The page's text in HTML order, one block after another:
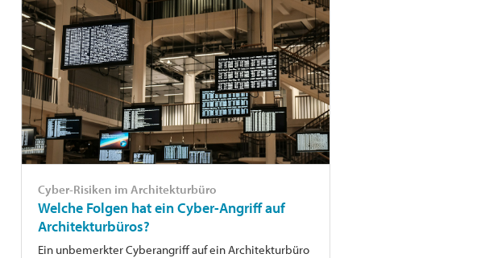
Cyber-Risiken im Architekturbüro
Welche Folgen hat ein Cyber-Angriff auf
Architekturbüros?
Ein unbemerkter Cyberangriff auf ein Architekturbüro